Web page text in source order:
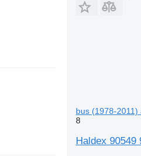
bus (1978-2011)
8
Haldex 90549